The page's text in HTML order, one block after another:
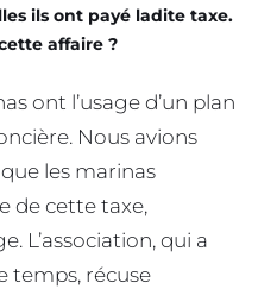
ils ont payé ladite taxe.
affaire ?
ont l’usage d’un plan
Nous avions
les marinas
de cette taxe,
L’association, qui a
temps, récuse